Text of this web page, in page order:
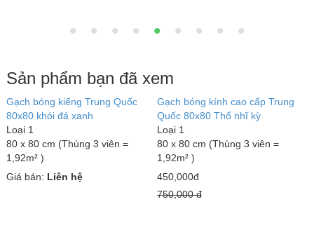
Sản phẩm bạn đã xem
Gạch bóng kiếng Trung Quốc
80x80 khói đá xanh
Loại 1
80 x 80 cm (Thùng 3 viên =
1,92m² )
Giá bán: Liên hệ
Gạch bóng kính cao cấp Trung
Quốc 80x80 Thổ nhĩ kỳ
Loại 1
80 x 80 cm (Thùng 3 viên =
1,92m² )
450,000đ
750,000 đ